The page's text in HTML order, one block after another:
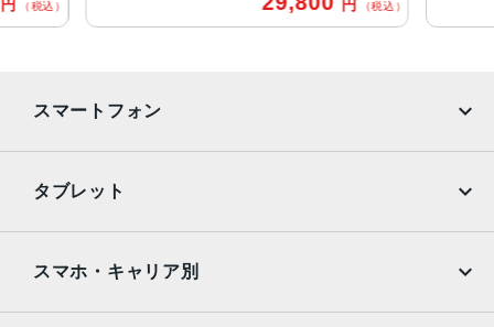
ームアウト最大5倍のデジタルズーム
生体認証
TrueDepthカメラによる顔認識の有効化
発売日
円 （税込） 円 （税込）
スマートフォン
AQUOS
OPPO Android
タブレット
スマホ・キャリア別